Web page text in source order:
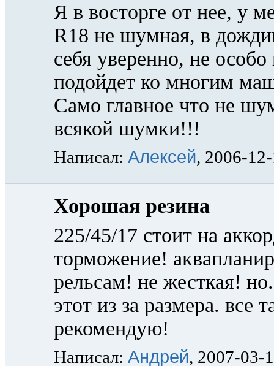
Я в восторге от нее, у
R18 не шумная, в
себя уверенно, не
подойдет ко многим
Само главное что не
всякой шумки!!!
Написал: Алексей, 2006-
Хорошая резина
225/45/17 стоит на
торможение!
рельсам! не жесткая!
этот из за размера. все
рекомендую!
Написал: Андрей, 2007-03-